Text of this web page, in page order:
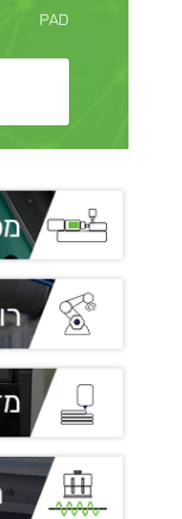
PAD